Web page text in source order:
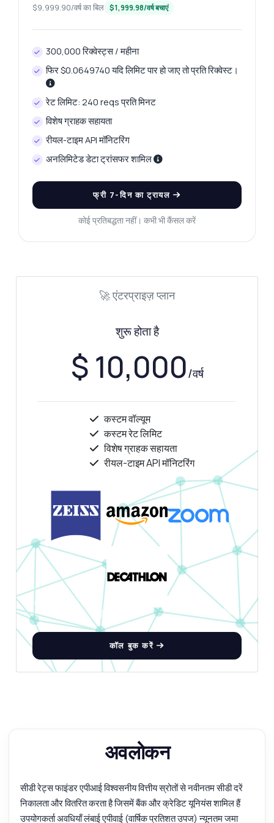
$9,999.90/वर्ष का बिल $1,999.98/वर्ष बचाएं
300,000 रिक्वेस्ट्स / महीना
फिर $0.0649740 यदि लिमिट पार हो जाए तो प्रति रिक्वेस्ट।
रेट लिमिट: 240 reqs प्रति मिनट
विशेष ग्राहक सहायता
रीयल-टाइम API मॉनिटरिंग
अनलिमिटेड डेटा ट्रांसफर शामिल
फ्री 7-दिन का ट्रायल
कोई प्रतिबद्धता नहीं। कभी भी कैंसल करें
🚀 एंटरप्राइज़ प्लान
शुरू होता है
$ 10,000/वर्ष
कस्टम वॉल्यूम
कस्टम रेट लिमिट
विशेष ग्राहक सहायता
रीयल-टाइम API मॉनिटरिंग
कॉल बुक करें
अवलोकन
सीडी रेट्स फाइंडर एपीआई विश्वसनीय वित्तीय स्रोतों से नवीनतम सीडी दरें
निकालता और वितरित करता है जिसमें बैंक और क्रेडिट यूनियंस शामिल हैं
उपयोगकर्ता अवधियाँ लंबाई एपीवाई (वार्षिक प्रतिशत उपज) न्यूनतम जमा
Zyla AI द्वारा उत्तरित · मैं सपोर्ट से पूछना पसंद करता हूँ